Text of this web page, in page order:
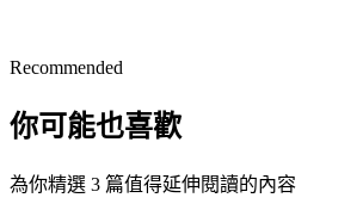
Recommended
你可能也喜歡
為你精選 3 篇值得延伸閱讀的內容